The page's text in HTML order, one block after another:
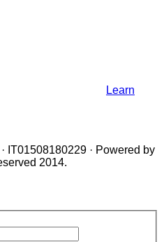
Learn
IT01508180229 · Powered by
2014.